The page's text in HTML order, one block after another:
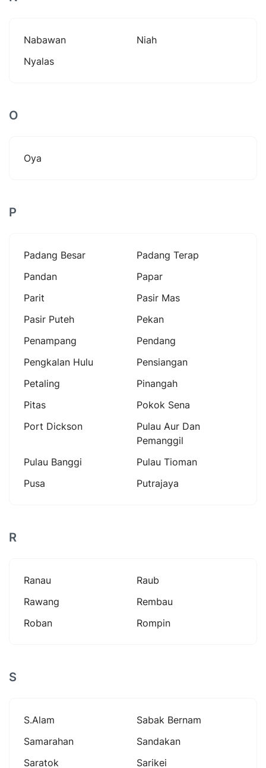
Nabawan
Niah
Nyalas
O
Oya
P
Padang Besar
Padang Terap
Pandan
Papar
Parit
Pasir Mas
Pasir Puteh
Pekan
Penampang
Pendang
Pengkalan Hulu
Pensiangan
Petaling
Pinangah
Pitas
Pokok Sena
Port Dickson
Pulau Aur Dan
Pemanggil
Pulau Banggi
Pulau Tioman
Pusa
Putrajaya
R
Ranau
Raub
Rawang
Rembau
Roban
Rompin
S
S.alam
Sabak Bernam
Samarahan
Sandakan
Saratok
Sarikei